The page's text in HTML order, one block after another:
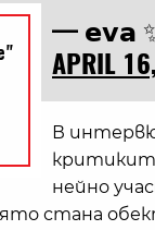
— 𝗲𝘃𝗮 ✨
APRIL
В
нейно
стана